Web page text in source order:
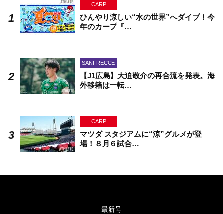
CARP
ひんやり涼しい“水の世界”へダイブ！今
年のカープ『…
SANFRECCE
【J1広島】大迫敬介の再合流を発表。海
外移籍は一転…
CARP
マツダ スタジアムに“涼”グルメが登
場！８月６試合…
最新号